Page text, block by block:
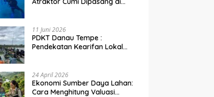
11 Juni 2026
PDKT Danau Tempe :
Pendekatan Kearifan Lokal
24 April 2026
Ekonomi Sumber Daya Lahan:
Cara Menghitung Valuasi